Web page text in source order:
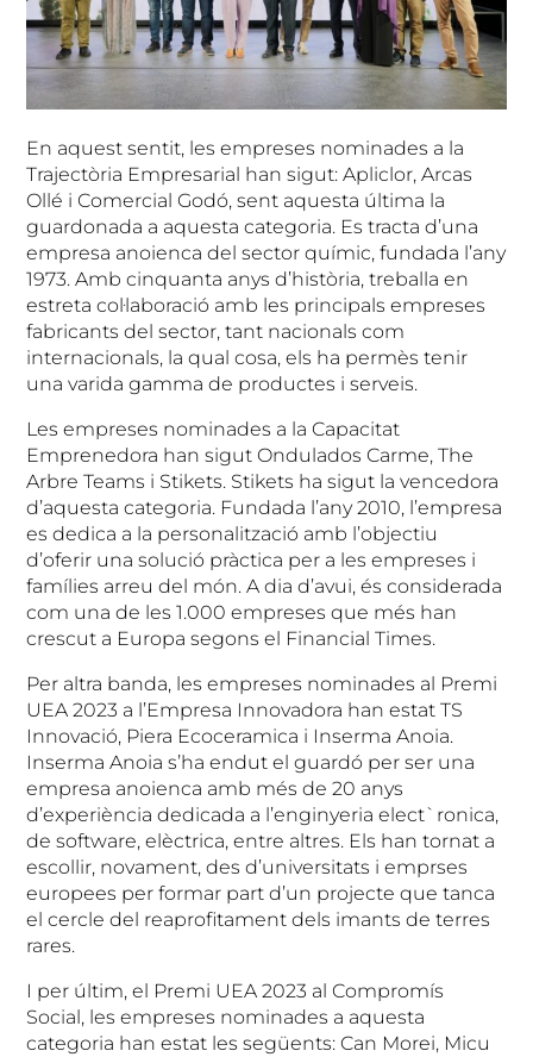
En aquest sentit, les empreses nominades a la
Trajectòria Empresarial han sigut: Apliclor, Arcas
Ollé i Comercial Godó, sent aquesta última la
guardonada a aquesta categoria. Es tracta d’una
empresa anoienca del sector químic, fundada l’any
1973. Amb cinquanta anys d’història, treballa en
estreta col·laboració amb les principals empreses
fabricants del sector, tant nacionals com
internacionals, la qual cosa, els ha permès tenir
una varida gamma de productes i serveis.
Les empreses nominades a la Capacitat
Emprenedora han sigut Ondulados Carme, The
Arbre Teams i Stikets. Stikets ha sigut la vencedora
d’aquesta categoria. Fundada l’any 2010, l’empresa
es dedica a la personalització amb l’objectiu
d’oferir una solució pràctica per a les empreses i
famílies arreu del món. A dia d’avui, és considerada
com una de les 1.000 empreses que més han
crescut a Europa segons el Financial Times.
Per altra banda, les empreses nominades al Premi
UEA 2023 a l’Empresa Innovadora han estat TS
Innovació, Piera Ecoceramica i Inserma Anoia.
Inserma Anoia s’ha endut el guardó per ser una
empresa anoienca amb més de 20 anys
d’experiència dedicada a l’enginyeria elect`ronica,
de software, elèctrica, entre altres. Els han tornat a
escollir, novament, des d’universitats i emprses
europees per formar part d’un projecte que tanca
el cercle del reaprofitament dels imants de terres
rares.
I per últim, el Premi UEA 2023 al Compromís
Social, les empreses nominades a aquesta
categoria han estat les següents: Can Morei, Micu